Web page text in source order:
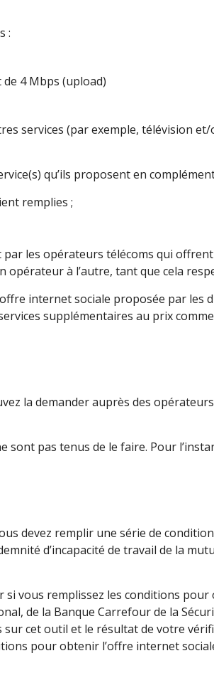
:
4 Mbps (upload)
services (par exemple, télévision
qu’ils proposent en
remplies ;
les opérateurs télécoms qui
à l’autre, tant que cela
internet sociale proposée par
supplémentaires au prix
la demander auprès des
pas tenus de le faire. Pour
devez remplir une série de
d’incapacité de travail de la
si vous remplissez les conditions
de la Banque Carrefour de la
sur cet outil et le résultat de votre
pour obtenir l’offre internet